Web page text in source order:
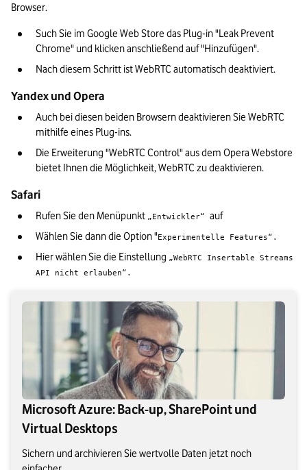
Browser.
Such Sie im Google Web Store das Plug-in "Leak Prevent
Chrome" und klicken anschließend auf "Hinzufügen".
Nach diesem Schritt ist WebRTC automatisch deaktiviert.
Yandex und Opera
Auch bei diesen beiden Browsern deaktivieren Sie WebRTC
mithilfe eines Plug-ins.
Die Erweiterung "WebRTC Control" aus dem Opera Webstore
bietet Ihnen die Möglichkeit, WebRTC zu deaktivieren.
Safari
Rufen Sie den Menüpunkt „Entwickler“ auf
Wählen Sie dann die Option "Experimentelle Features“ .
Hier wählen Sie die Einstellung „WebRTC Insertable Streams
API nicht erlauben“.
Microsoft Azure: Back-up, SharePoint und
Virtual Desktops
Sichern und archivieren Sie wertvolle Daten jetzt noch